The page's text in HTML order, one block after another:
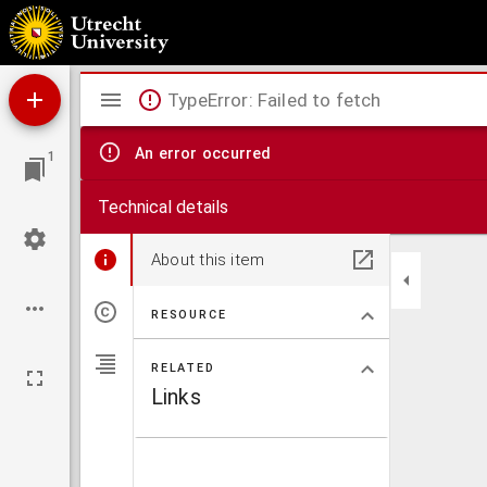
Tijdschrift voor oudheden, statistiek, zeden en gewoonten, regt, genealogie en andere
1
Mirador
viewer
TypeError: Failed to fetch
An error occurred
Technical details
About this item
RESOURCE
RELATED
Links